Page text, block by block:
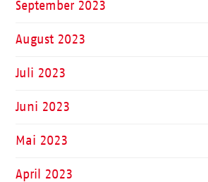
September 2023
August 2023
Juli 2023
Juni 2023
Mai 2023
April 2023